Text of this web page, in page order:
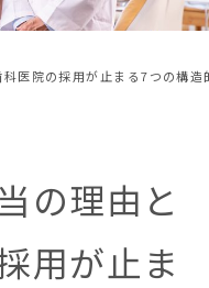
医院の採用が止まる7つの構造
の理由と
用が止ま